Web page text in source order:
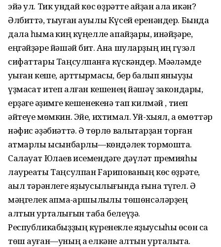
эйә ул. Тик ундай көс ҡөҙрәтте ҡайҙан ала икән?
Әлбиттә, тыуған ауылы Күсей еренәндер. Бында
дала һымаҡ киң күңелле апайҙары, инәйҙәре,
еңгәйҙәре йәшәй бит. Ана шуларҙың иң гүзәл
сифаттары Таңсулпанға күскәндер. Мәҡәләмде
уҡыған кеше, арттырмасы, бер балҡып яныуҙы
үҙмаҡсат итеп алған кешенең йәшәү закондары,
ерҙәге ҡәҙимге кешенекенә тап килмәй , тиеп
әйтеүе мөмкин. Эйе, ихтимал. Уй-хыял, аҡ өмөттәр
нәфис әҙәбиәттә. Ә төрлө ваҡлыҡтарҙан торған
ҡатмарлы ысынбарлыҡ—көндәлек тормошта.
Салауат Юлаев исемендәге дәүләт премияһы
лауреаты Таңсулпан Fарипованың көс ҡөҙрәте,
аҡыл тәрәнлеге яҙыусылығында ғына түгел. Ә
мәңгелек ҡапма-ҡаршылыҡлы төшөнсәләрҙең
алтын урталығын таба белеүҙә.
Республикабыҙҙың күренекле яҙыусыһы өсөн саҡ
төш ауған—уның аҡ елкәне алтын урталыҡта.